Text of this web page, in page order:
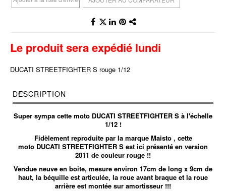
Le produit sera expédié lundi
DUCATI STREETFIGHTER S rouge 1/12
DESCRIPTION
Super sympa cette moto DUCATI STREETFIGHTER S à l'échelle
1/12 !
Fidèlement reproduite par la marque Maisto , cette
moto DUCATI STREETFIGHTER S est ici présenté en version
2011 de couleur rouge !!
Vendue neuve en boite, mesure environ 17cm de long x 9cm de
haut, la béquille est articulée, la roue avant braque et la roue
arrière est montée sur amortisseur !!!